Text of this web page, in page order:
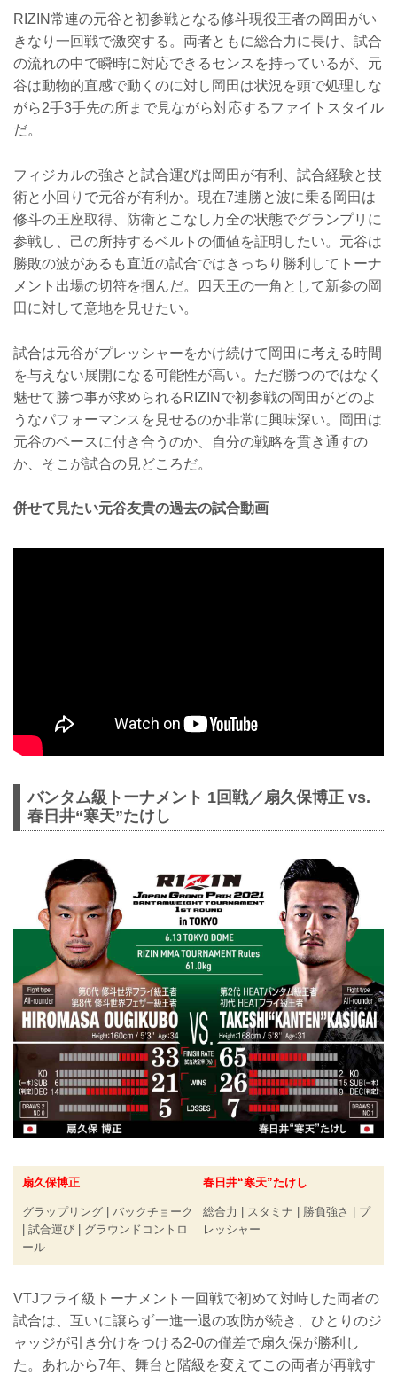
RIZIN常連の元谷と初参戦となる修斗現役王者の岡田がい
きなり一回戦で激突する。両者ともに総合力に長け、試合
の流れの中で瞬時に対応できるセンスを持っているが、元
谷は動物的直感で動くのに対し岡田は状況を頭で処理しな
がら2手3手先の所まで見ながら対応するファイトスタイル
だ。
フィジカルの強さと試合運びは岡田が有利、試合経験と技
術と小回りで元谷が有利か。現在7連勝と波に乗る岡田は
修斗の王座取得、防衛とこなし万全の状態でグランプリに
参戦し、己の所持するベルトの価値を証明したい。元谷は
勝敗の波があるも直近の試合ではきっちり勝利してトーナ
メント出場の切符を掴んだ。四天王の一角として新参の岡
田に対して意地を見せたい。
試合は元谷がプレッシャーをかけ続けて岡田に考える時間
を与えない展開になる可能性が高い。ただ勝つのではなく
魅せて勝つ事が求められるRIZINで初参戦の岡田がどのよ
うなパフォーマンスを見せるのか非常に興味深い。岡田は
元谷のペースに付き合うのか、自分の戦略を貫き通すの
か、そこが試合の見どころだ。
併せて見たい元谷友貴の過去の試合動画
バンタム級トーナメント 1回戦／扇久保博正 vs.
春日井“寒天”たけし
扇久保博正
グラップリング | バックチョーク
| 試合運び | グラウンドコントロ
ール
春日井“寒天”たけし
総合力 | スタミナ | 勝負強さ | プ
レッシャー
VTJフライ級トーナメント一回戦で初めて対峙した両者の
試合は、互いに譲らず一進一退の攻防が続き、ひとりのジ
ャッジが引き分けをつける2-0の僅差で扇久保が勝利し
た。あれから7年、舞台と階級を変えてこの両者が再戦す